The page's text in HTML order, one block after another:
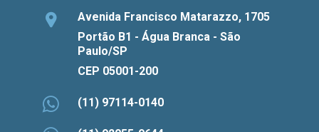
Avenida Francisco Matarazzo, 1705
Portão B1 - Água Branca - São
Paulo/SP
CEP 05001-200
(11) 97114-0140